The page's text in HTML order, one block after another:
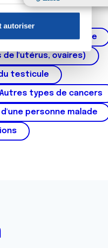
sur les cookies.
informations que
autoriser
Cancer de la prostate
de l'utérus, ovaires)
testicule
Autres types de cancers
personne malade